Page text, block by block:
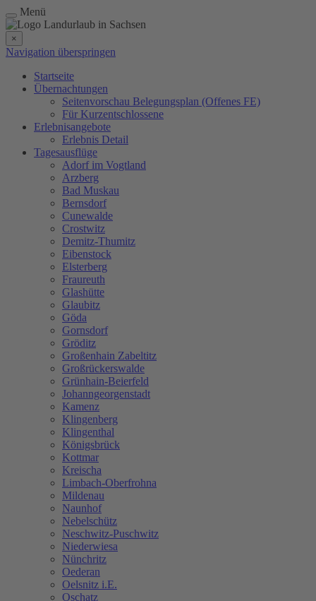
Menü
×
Navigation überspringen
Startseite
Übernachtungen
Seitenvorschau Belegungsplan (Offenes FE)
Für Kurzentschlossene
Erlebnisangebote
Erlebnis Detail
Tagesausflüge
Adorf im Vogtland
Arzberg
Bad Muskau
Bernsdorf
Cunewalde
Crostwitz
Demitz-Thumitz
Eibenstock
Elsterberg
Fraureuth
Glashütte
Glaubitz
Göda
Gornsdorf
Gröditz
Großenhain Zabeltitz
Großrückerswalde
Grünhain-Beierfeld
Johanngeorgenstadt
Kamenz
Klingenberg
Klingenthal
Königsbrück
Kottmar
Kreischa
Limbach-Oberfrohna
Mildenau
Naunhof
Nebelschütz
Neschwitz-Puschwitz
Niederwiesa
Nünchritz
Oederan
Oelsnitz i.E.
Oschatz